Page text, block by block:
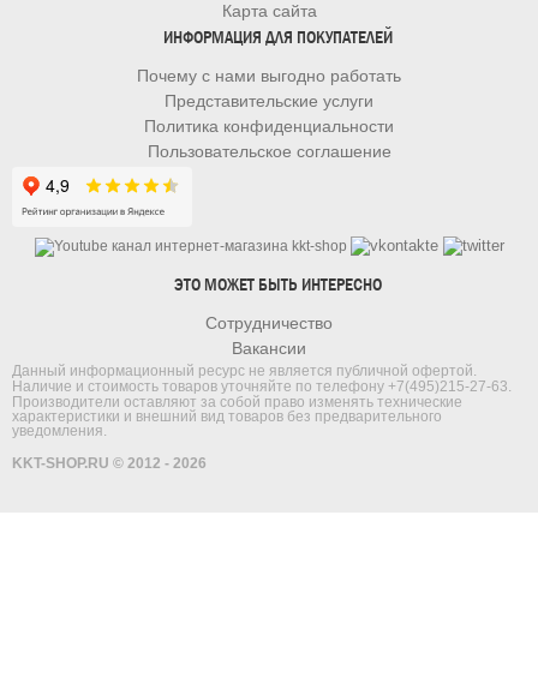
Карта сайта
ИНФОРМАЦИЯ ДЛЯ ПОКУПАТЕЛЕЙ
Почему с нами выгодно работать
Представительские услуги
Политика конфиденциальности
Пользовательское соглашение
ЭТО МОЖЕТ БЫТЬ ИНТЕРЕСНО
Сотрудничество
Вакансии
Данный информационный ресурс не является публичной офертой.
Наличие и стоимость товаров уточняйте по телефону +7(495)215-27-63
Производители оставляют за собой право изменять технические
характеристики и внешний вид товаров без предварительного
уведомления.
KKT-SHOP.RU © 2012 - 2026